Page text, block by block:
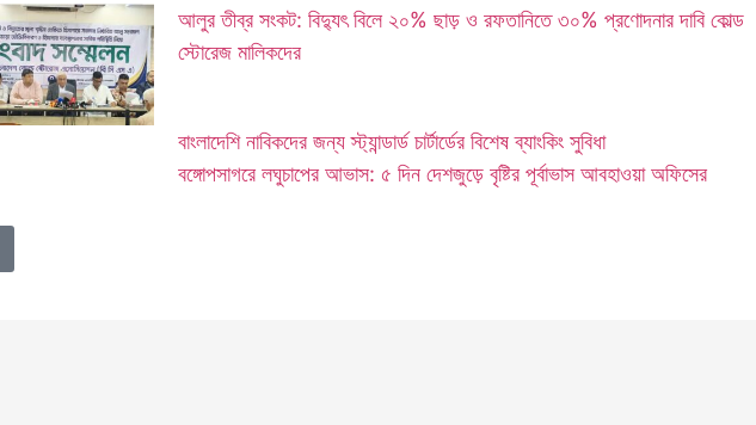
আলুর তীব্র সংকট: বিদ্যুৎ বিলে ২০% ছাড় ও রফতানিতে ৩০% প্রণোদনার দাবি কোল্ড
স্টোরেজ মালিকদের
বাংলাদেশি নাবিকদের জন্য স্ট্যান্ডার্ড চার্টার্ডের বিশেষ ব্যাংকিং সুবিধা
বঙ্গোপসাগরে লঘুচাপের আভাস: ৫ দিন দেশজুড়ে বৃষ্টির পূর্বাভাস আবহাওয়া অফিসের